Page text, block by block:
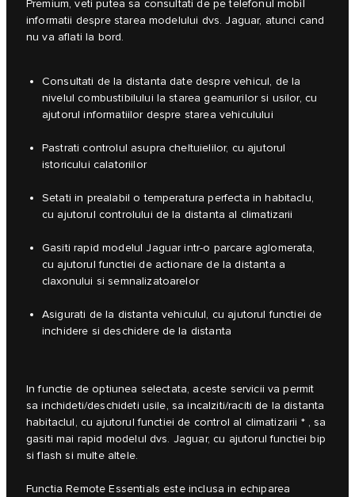
Premium, veti putea sa consultati de pe telefonul mobil
informatii despre starea modelului dvs. Jaguar, atunci cand
nu va aflati la bord.
Consultati de la distanta date despre vehicul, de la
nivelul combustibilului la starea geamurilor si usilor, cu
ajutorul informatiilor despre starea vehiculului
Pastrati controlul asupra cheltuielilor, cu ajutorul
istoricului calatoriilor
Setati in prealabil o temperatura perfecta in habitaclu,
cu ajutorul controlului de la distanta al climatizarii
Gasiti rapid modelul Jaguar intr-o parcare aglomerata,
cu ajutorul functiei de actionare de la distanta a
claxonului si semnalizatoarelor
Asigurati de la distanta vehiculul, cu ajutorul functiei de
inchidere si deschidere de la distanta
In functie de optiunea selectata, aceste servicii va permit
sa inchideti/deschideti usile, sa incalziti/raciti de la distanta
habitaclul, cu ajutorul functiei de control al climatizarii * , sa
gasiti mai rapid modelul dvs. Jaguar, cu ajutorul functiei bip
si flash si multe altele.
Functia Remote Essentials este inclusa in echiparea